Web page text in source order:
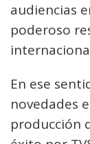
audiencias
poderoso
En ese
novedades
producción